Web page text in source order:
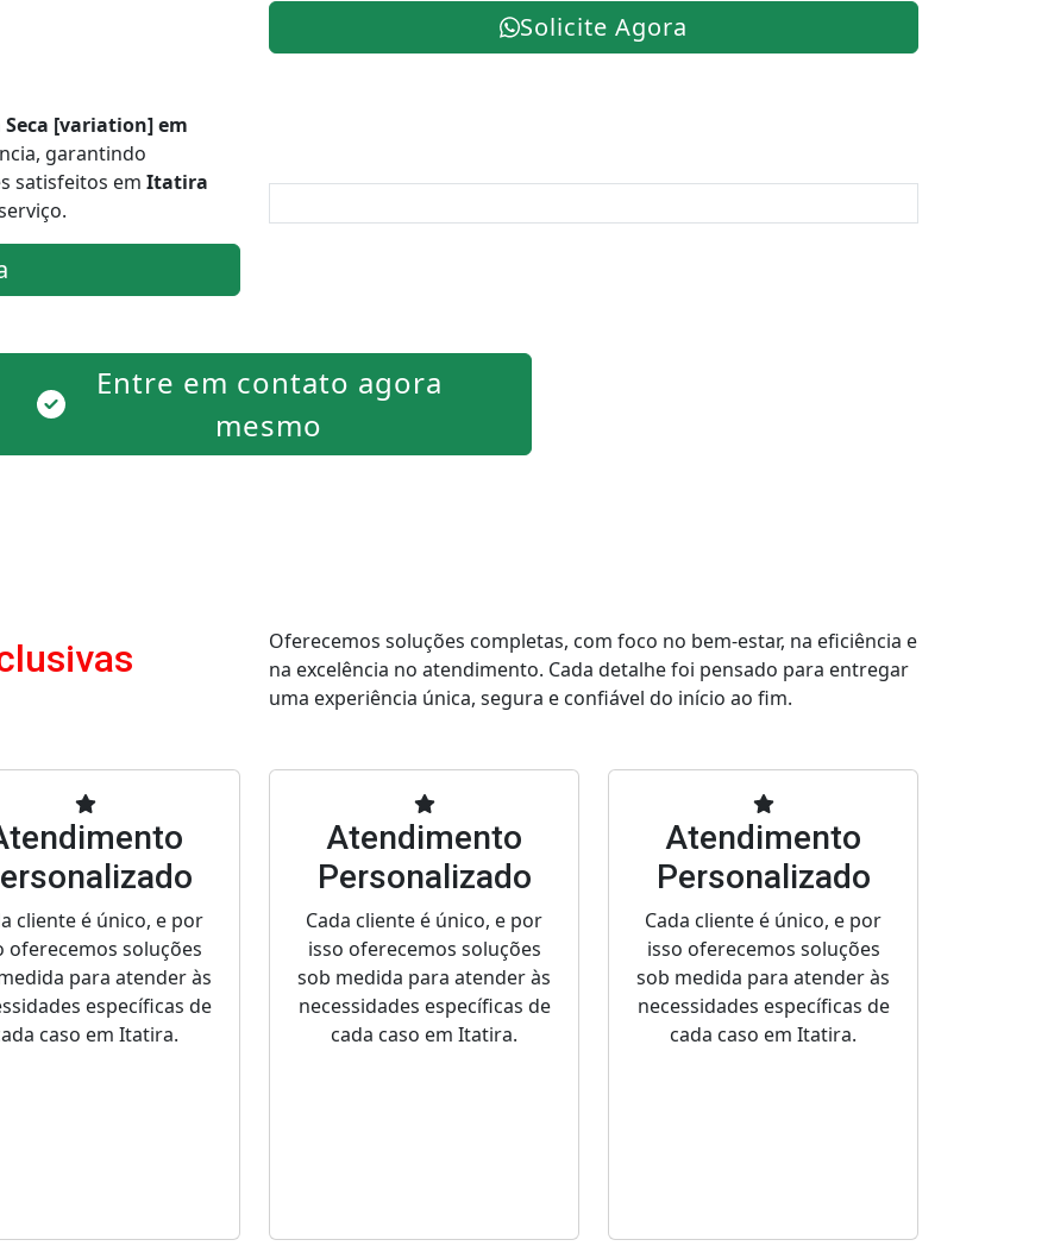
Solicite Agora
Seca [variation] em
garantindo
satisfeitos em Itatira
Entre em contato agora
mesmo
Oferecemos soluções completas, com foco no bem-estar, na eficiência e
na excelência no atendimento. Cada detalhe foi pensado para entregar
uma experiência única, segura e confiável do início ao fim.
cliente é único, e por
oferecemos soluções
para atender às
específicas de
caso em Itatira.
Atendimento
Personalizado
Cada cliente é único, e por
isso oferecemos soluções
sob medida para atender às
necessidades específicas de
cada caso em Itatira.
Atendimento
Personalizado
Cada cliente é único, e por
isso oferecemos soluções
sob medida para atender às
necessidades específicas de
cada caso em Itatira.